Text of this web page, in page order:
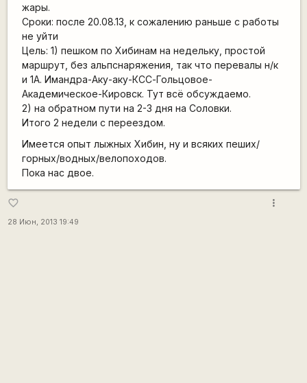
жары.
Сроки: после 20.08.13, к сожалению раньше с работы
не уйти
Цель: 1) пешком по Хибинам на недельку, простой
маршрут, без альпснаряжения, так что перевалы н/к
и 1А. Имандра-Аку-аку-КСС-Гольцовое-
Академическое-Кировск. Тут всё обсуждаемо.
2) на обратном пути на 2-3 дня на Соловки.
Итого 2 недели с переездом.
Имеется опыт лыжных Хибин, ну и всяких пеших/
горных/водных/велопоходов.
Пока нас двое.
favorite_border
28 Июн, 2013 19:49
more_vert